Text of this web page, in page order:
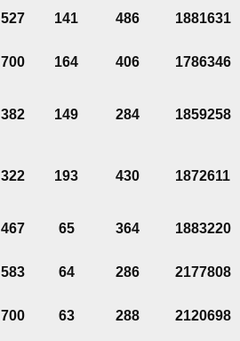
527 141 486 1881631
700 164 406 1786346
382 149 284 1859258
322 193 430 1872611
467 65 364 1883220
583 64 286 2177808
700 63 288 2120698